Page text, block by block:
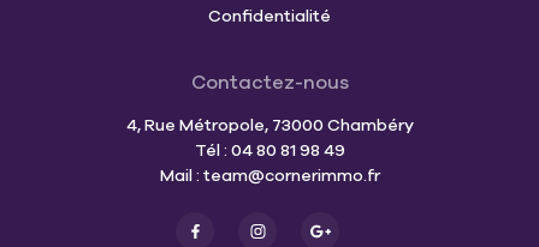
Confidentialité
Contactez-nous
4, Rue Métropole, 73000 Chambéry
Tél : 04 80 81 98 49
Mail : team@cornerimmo.fr